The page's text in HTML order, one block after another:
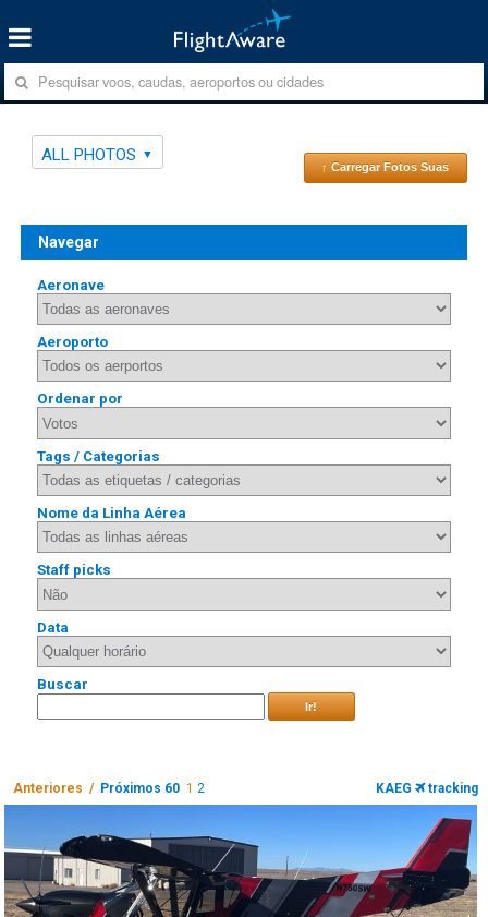
ALL PHOTOS
↑ Carregar Fotos Suas
Navegar
Aeronave
Aeroporto
Ordenar por
Tags / Categorias
Nome da Linha Aérea
Staff picks
Data
Buscar
Ir!
Anteriores / Próximos 60 1 2 KAEG tracking